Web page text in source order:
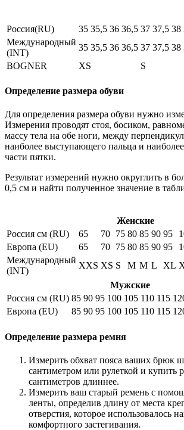
Россия(RU) 35 35,5 36 36,5 37 37,5 38
Международный
(INT)
35 35,5 36 36,5 37 37,5 38
BOGNER
XS S
Определение размера обуви
Для определения размера обуви нужно
Измерения проводят стоя, босиком,
массу тела на обе ноги, между
наиболее выступающего пальца и
части пятки.
Результат измерений нужно округлить в
0,5 см и найти полученное значение в
Женские
Россия см (RU)
65 70 75 80 85 90 95
Европа (EU)
65 70 75 80 85 90 95
Международный
(INT)
XXS XS S M M L XL
Мужские
Россия см (RU) 85 90 95 100 105 110 115
Европа (EU)
85 90 95 100 105 110 115
Определение размера ремня
Измерить обхват пояса ваших брюк
сантиметром или рулеткой и купить
сантиметров длиннее.
Измерить ваш старый ремень с
ленты, определив длину от места
отверстия, которое использовалось
комфортного застегивания.